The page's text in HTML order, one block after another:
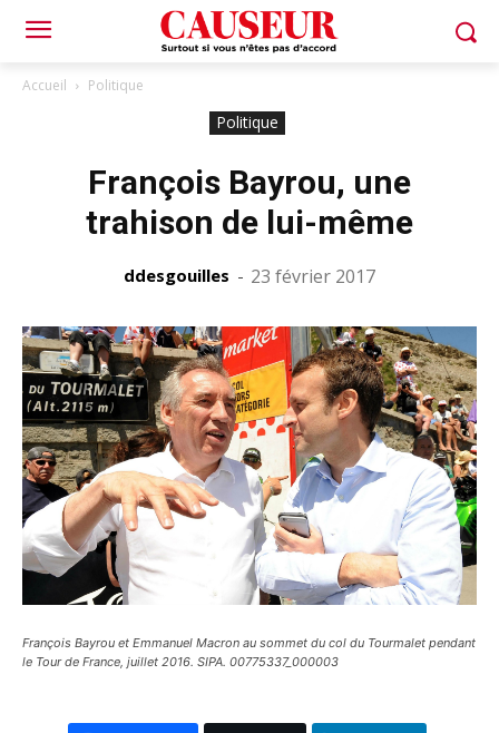
Accueil Politique
Politique
François Bayrou, une
trahison de lui-même
ddesgouilles - 23 février 2017
François Bayrou et Emmanuel Macron au sommet du col du Tourmalet pendant
le Tour de France, juillet 2016. SIPA. 00775337_000003